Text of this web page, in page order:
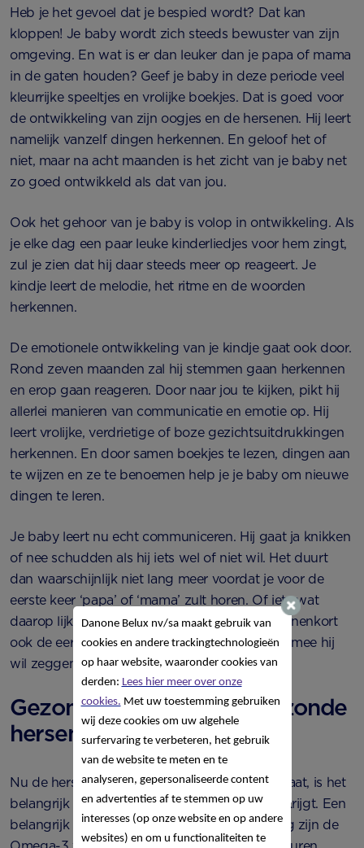
Heb je het gevoel dat je bespied wordt? Dat kan
kloppen! Je baby wordt zich steeds bewuster van zijn
omgeving. En wat is er dan leuker dan je papa of mama
in de gaten houden? Geef je baby in deze periode veel
kleurrijke speeltjes en vrolijke boekjes. Dat is goed voor
de ontwikkeling van zijn oogjes en de hersenen. Hij leert
namelijk vanzelf dingen herkennen. En geloof het of
niet, maar na acht maanden is het zicht van je baby net
zo goed ontwikkeld als dat van jou.
Ook het gehoor van je baby is volop in ontwikkeling. Als
je elke dag een paar leuke kinderliedjes voor hem zingt,
zul je zien dat hij daar steeds meer op reageert. Je
kindje leert de melodie, het ritme en de woorden
herkennen.
De emotionele ontwikkeling van je kindje gaat ook door.
Rond zeven maanden zal hij stemmen gaan herkennen
en erop gaan reageren. Door naar jou te kijken, pikt hij
allerlei manieren van communicatie en emotie op. Hij
leert vrolijke, verdrietige of boze gezichtsuitdrukkingen
herkennen. En door samen boekjes te lezen, dingen aan
te wijzen en ze te benoemen help je je baby om nieuwe
dingen te leren.
Je baby leert nu echt communiceren. Hij gaat ja knikken
of nee schudden als hij iets wel of niet wil. Het duurt
dan waarschijnlijk niet lang meer voordat je voor de
eerste keer ‘papa’ of ‘mama’ zult horen. Of iets wat
daarop lijkt natuurlijk. En misschien krijg je binnenkort
ook de eerste echte knuffel van je kindje, waarmee hij
wil zeggen: ‘jij bent lief’!
Gezonde voeding voor gezonde
hersenen
Nu de hersenontwikkeling van je baby hard gaat, is het
belangrijk dat je baby goede voeding binnenkrijgt. Een
belangrijk onderdeel van die gezonde voeding zijn de
Danone Belux nv/sa maakt gebruik van
cookies en andere trackingtechnologieën
op haar website, waaronder cookies van
derden: Lees hier meer over onze
cookies. Met uw toestemming gebruiken
wij deze cookies om uw algehele
surfervaring te verbeteren, het gebruik
van de website te meten en te
analyseren, gepersonaliseerde content
en advertenties af te stemmen op uw
interesses (op onze website en op andere
websites) en om u functionaliteiten te